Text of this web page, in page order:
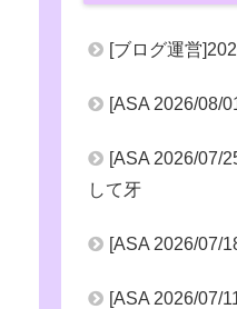
[ブログ運営
[ASA 2026/08/
[ASA 2026/07/
して牙
[ASA 2026/07/
[ASA 2026/07/